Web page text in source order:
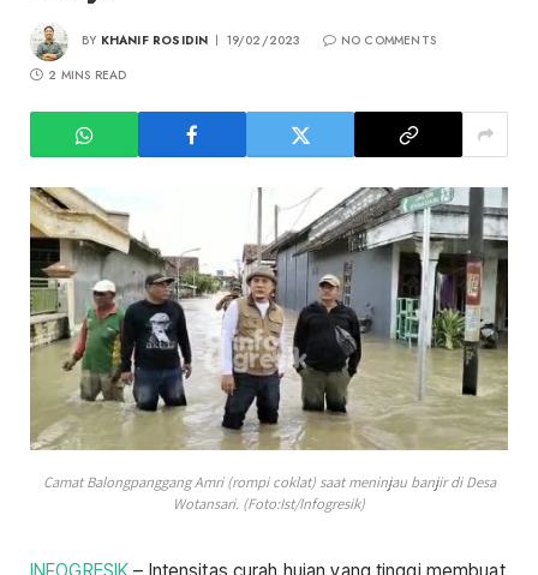
BY KHANIF ROSIDIN 19/02/2023
NO COMMENTS
2 MINS READ
Camat Balongpanggang Amri (rompi coklat) saat meninjau banjir di Desa
Wotansari. (Foto:Ist/Infogresik)
INFOGRESIK – Intensitas curah hujan yang tinggi membuat